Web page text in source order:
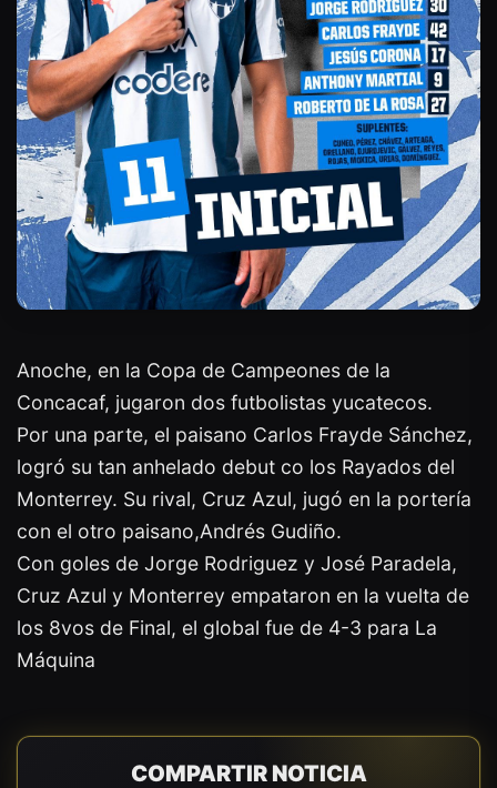
Anoche, en la Copa de Campeones de la
Concacaf, jugaron dos futbolistas yucatecos.
Por una parte, el paisano Carlos Frayde Sánchez,
logró su tan anhelado debut co los Rayados del
Monterrey. Su rival, Cruz Azul, jugó en la portería
con el otro paisano,Andrés Gudiño.
Con goles de Jorge Rodriguez y José Paradela,
Cruz Azul y Monterrey empataron en la vuelta de
los 8vos de Final, el global fue de 4-3 para La
Máquina
COMPARTIR NOTICIA